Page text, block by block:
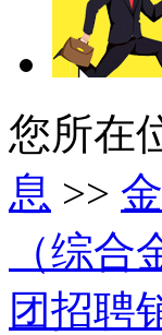
您所在
息 >>
（综
团招聘